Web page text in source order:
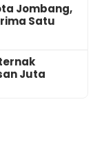
Jombang,
Satu
Juta